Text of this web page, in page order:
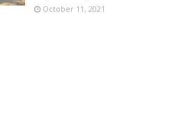
October 11, 2021